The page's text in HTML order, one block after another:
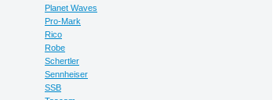
Planet Waves
Pro-Mark
Rico
Robe
Schertler
Sennheiser
SSB